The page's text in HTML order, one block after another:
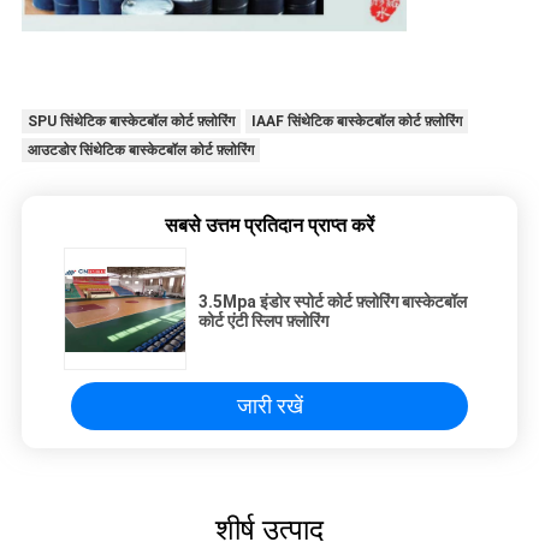
SPU सिंथेटिक बास्केटबॉल कोर्ट फ़्लोरिंग
IAAF सिंथेटिक बास्केटबॉल कोर्ट फ़्लोरिंग
आउटडोर सिंथेटिक बास्केटबॉल कोर्ट फ़्लोरिंग
सबसे उत्तम प्रतिदान प्राप्त करें
3.5Mpa इंडोर स्पोर्ट कोर्ट फ़्लोरिंग बास्केटबॉल
कोर्ट एंटी स्लिप फ़्लोरिंग
जारी रखें
शीर्ष उत्पाद